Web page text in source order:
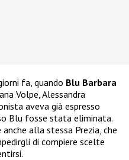
fa, quando Blu Barbara
Volpe, Alessandra
aveva già espresso
Blu fosse stata eliminata.
alla stessa Prezia, che
di compiere scelte